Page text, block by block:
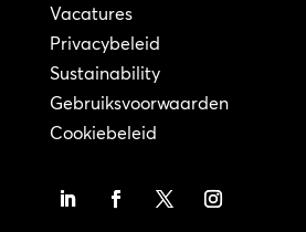
Vacatures
Privacybeleid
Sustainability
Gebruiksvoorwaarden
Cookiebeleid